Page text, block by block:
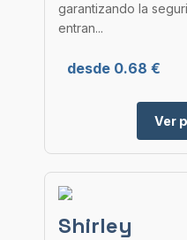
garantizando la
entran...
desde 0.68 €
Ver
Shirley